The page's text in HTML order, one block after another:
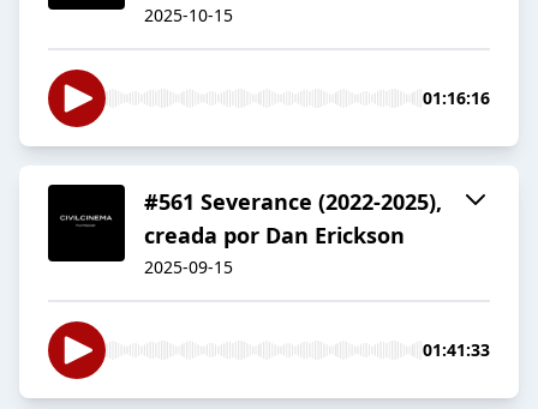
2025-10-15
01:16:16
#561 Severance (2022-2025),
creada por Dan Erickson
2025-09-15
01:41:33